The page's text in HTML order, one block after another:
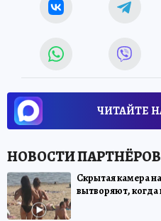
ЧИТАЙТЕ
Скрытая камера
вытворяют, когда